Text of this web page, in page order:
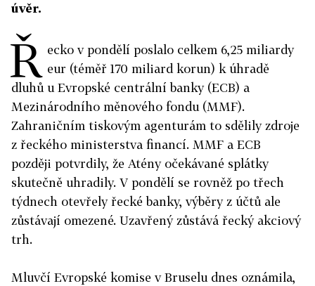
úvěr.
Ř ecko v pondělí poslalo celkem 6,25 miliardy
eur (téměř 170 miliard korun) k úhradě
dluhů u Evropské centrální banky (ECB) a
Mezinárodního měnového fondu (MMF).
Zahraničním tiskovým agenturám to sdělily zdroje
z řeckého ministerstva financí. MMF a ECB
později potvrdily, že Atény očekávané splátky
skutečně uhradily. V pondělí se rovněž po třech
týdnech otevřely řecké banky, výběry z účtů ale
zůstávají omezené. Uzavřený zůstává řecký akciový
trh.
Mluvčí Evropské komise v Bruselu dnes oznámila,